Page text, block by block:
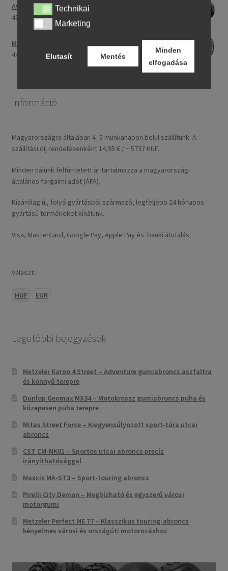
Avon Roadrider MKII 110/80 - 18 (58V) TL (első/hátsó)
43809,26 Ft
Maxxis M-6011 170/80 - 15 77H TL (hátsó gumi)
44753,31 Ft
Információ
Magyarországra általában 4–5 munkanapon belül szállítunk. A
szállítási díj rendelésenként 14,95 € / ~ 5737 HUF.
Minden nálunk feltüntetett ár tartalmazza a magyarországi
általános forgalmi adót (ÁFA).
Kizárólag új, folyó gyártásból származó, legfeljebb 24 hónapos
gyártású termékeket kínálunk.
Visa, MasterCard, Google Pay, Apple Pay és banki átutalás.
Választ:
HUF EUR
Legutóbbi bejegyzések
Metzeler Karoo 4 Street – Adventure gumiabroncs aszfaltra
és könnyű terepre
Dunlop Geomax MX34 – Motokrossz gumiabroncs puha és
közepesen puha terepre
Mitas Street Force – Kiegyensúlyozott sport-túra utcai
abroncs
CST CM-NK01 – Sportos utcai abroncs precíz
irányíthatósággal
Maxxis MA-ST3 – Sport-touring abroncs
Pirelli City Demon – Megbízható és egyszerű városi
motorgumi
Metzeler Perfect ME 77 – Klasszikus touring-abroncs
kényelmes városi és országúti motorozáshoz
TechnikaiTechnikai
MarketingMarketing
Elutasít Mentés
Minden
elfogadása